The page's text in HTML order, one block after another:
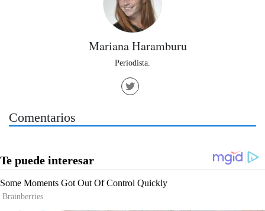
Mariana Haramburu
Periodista.
Comentarios